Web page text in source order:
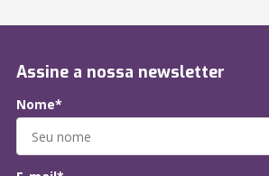
Assine a nossa newsletter
Nome*